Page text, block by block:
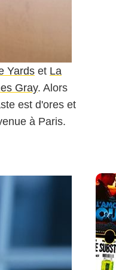
Yards et La
Gray. Alors
est d'ores et
à Paris.